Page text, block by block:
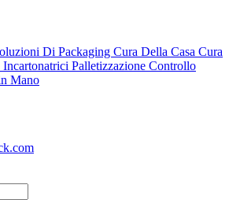
Di Packaging Cura Della Casa Cura
Incartonatrici Palletizzazione Controllo
Mano